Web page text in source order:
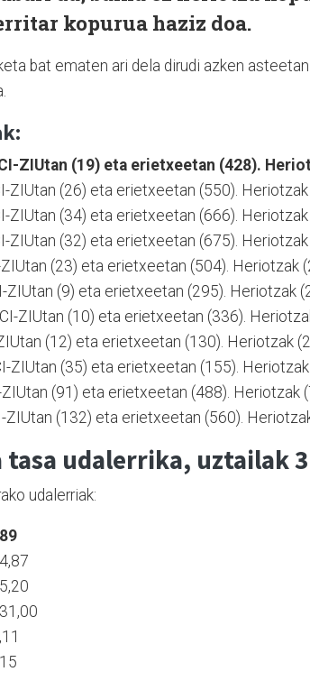
kopurua haziz doa.
bat ematen ari dela dirudi azken
ZIUtan (19) eta erietxeetan (428).
ZIUtan (26) eta erietxeetan (550). Heriotzak
ZIUtan (34) eta erietxeetan (666). Heriotzak
ZIUtan (32) eta erietxeetan (675). Heriotzak
(23) eta erietxeetan (504). Heriotzak
ZIUtan (9) eta erietxeetan (295). Heriotzak
ZIUtan (10) eta erietxeetan (336).
(12) eta erietxeetan (130). Heriotzak
ZIUtan (35) eta erietxeetan (155). Heriotzak
ZIUtan (91) eta erietxeetan (488). Heriotzak
ZIUtan (132) eta erietxeetan (560).
udalerrika, uztailak
udalerriak: